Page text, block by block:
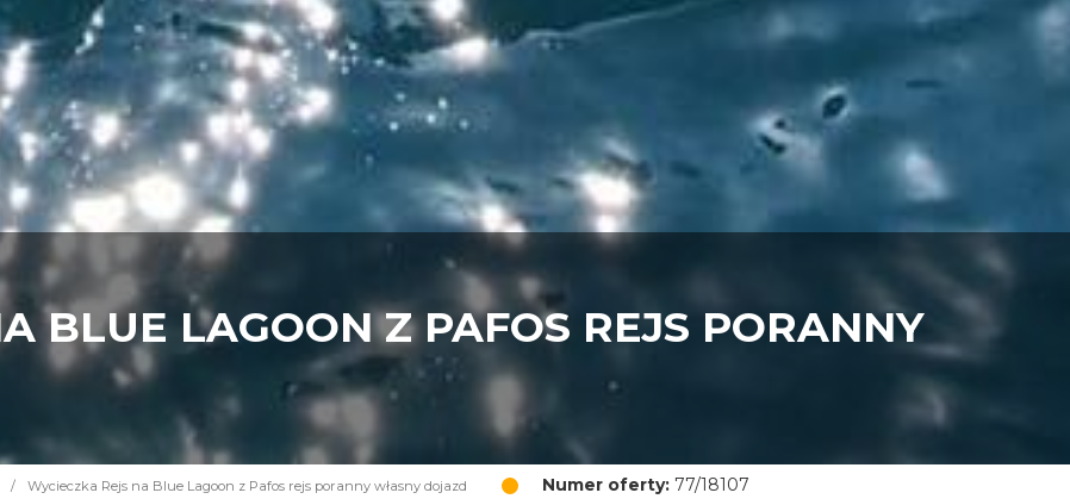
BLUE LAGOON Z PAFOS REJS PORANNY
/ Wycieczka Rejs na Blue Lagoon z Pafos rejs poranny własny dojazd Numer oferty:77/18107